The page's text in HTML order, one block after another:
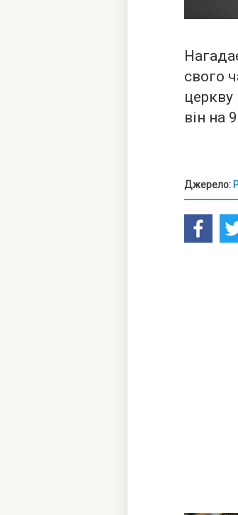
свого
церкву
він на
Джерело: